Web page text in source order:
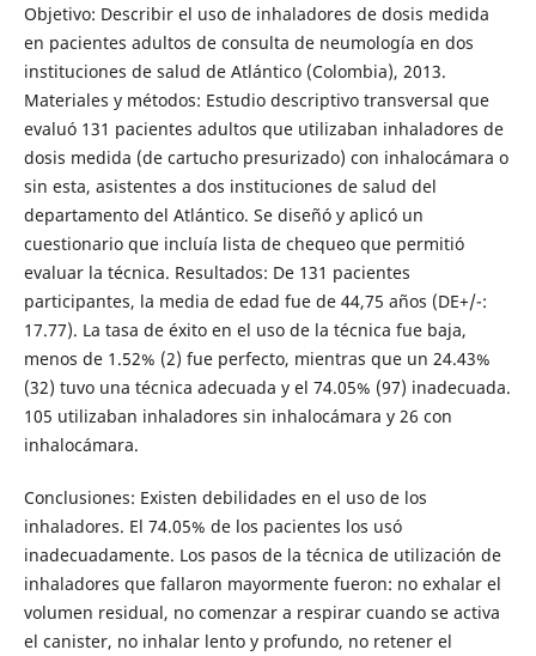
Objetivo: Describir el uso de inhaladores de dosis medida
en pacientes adultos de consulta de neumología en dos
instituciones de salud de Atlántico (Colombia), 2013.
Materiales y métodos: Estudio descriptivo transversal que
evaluó 131 pacientes adultos que utilizaban inhaladores de
dosis medida (de cartucho presurizado) con inhalocámara o
sin esta, asistentes a dos instituciones de salud del
departamento del Atlántico. Se diseñó y aplicó un
cuestionario que incluía lista de chequeo que permitió
evaluar la técnica. Resultados: De 131 pacientes
participantes, la media de edad fue de 44,75 años (DE+/-:
17.77). La tasa de éxito en el uso de la técnica fue baja,
menos de 1.52% (2) fue perfecto, mientras que un 24.43%
(32) tuvo una técnica adecuada y el 74.05% (97) inadecuada.
105 utilizaban inhaladores sin inhalocámara y 26 con
inhalocámara.
Conclusiones: Existen debilidades en el uso de los
inhaladores. El 74.05% de los pacientes los usó
inadecuadamente. Los pasos de la técnica de utilización de
inhaladores que fallaron mayormente fueron: no exhalar el
volumen residual, no comenzar a respirar cuando se activa
el canister, no inhalar lento y profundo, no retener el